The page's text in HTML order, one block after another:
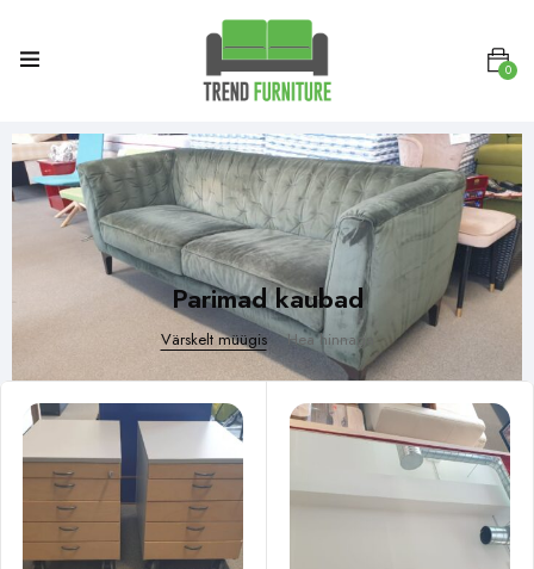
0
Parimad kaubad
Värskelt müügis Hea hinnaga